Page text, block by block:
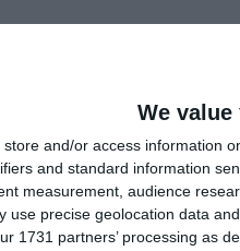
We
store and/or access information
and standard information
measurement, audience
use precise geolocation data
1731 partners’ processing as
în sistem de vot
maxim de mandate
României din anul 2024
ordinea de înscriere în